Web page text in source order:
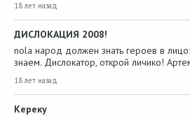
18 лет назад
ДИСЛОКАЦИЯ 2008!
nola народ должен знать героев в
знаем. Дислокатор, открой личико!
18 лет назад
Кереку